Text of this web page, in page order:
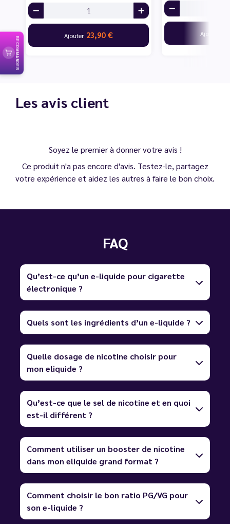
Ajouter 23,90 € Ajouter
Les avis client
Soyez le premier à donner votre avis !
Ce produit n'a pas encore d'avis. Testez-le, partagez
votre expérience et aidez les autres à faire le bon choix.
FAQ
Qu’est-ce qu’un e-liquide pour cigarette
électronique ?
Quels sont les ingrédients d’un e-liquide ?
Quelle dosage de nicotine choisir pour
mon eliquide ?
Qu’est-ce que le sel de nicotine et en quoi
est-il différent ?
Comment utiliser un booster de nicotine
dans mon eliquide grand format ?
Comment choisir le bon ratio PG/VG pour
son e-liquide ?
RECOMMANDER